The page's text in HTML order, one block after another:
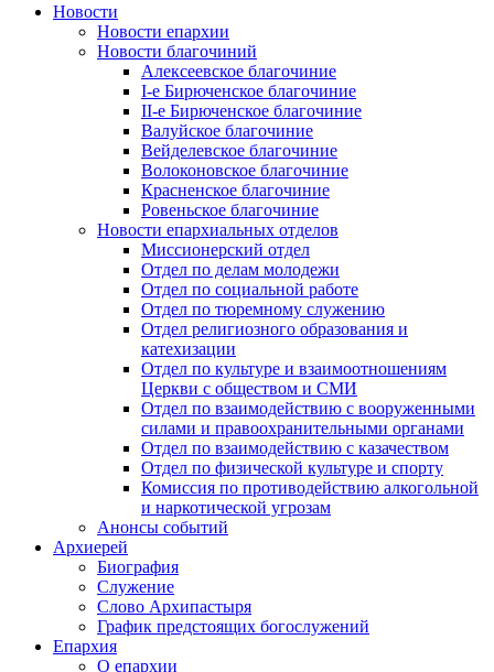
Новости
Новости епархии
Новости благочиний
Алексеевское благочиние
I-е Бирюченское благочиние
II-е Бирюченское благочиние
Валуйское благочиние
Вейделевское благочиние
Волоконовское благочиние
Красненское благочиние
Ровеньское благочиние
Новости епархиальных отделов
Миссионерский отдел
Отдел по делам молодежи
Отдел по социальной работе
Отдел по тюремному служению
Отдел религиозного образования и
катехизации
Отдел по культуре и взаимоотношениям
Церкви с обществом и СМИ
Отдел по взаимодействию с вооруженными
силами и правоохранительными органами
Отдел по взаимодействию с казачеством
Отдел по физической культуре и спорту
Комиссия по противодействию алкогольной
и наркотической угрозам
Анонсы событий
Архиерей
Биография
Служение
Слово Архипастыря
График предстоящих богослужений
Епархия
О епархии